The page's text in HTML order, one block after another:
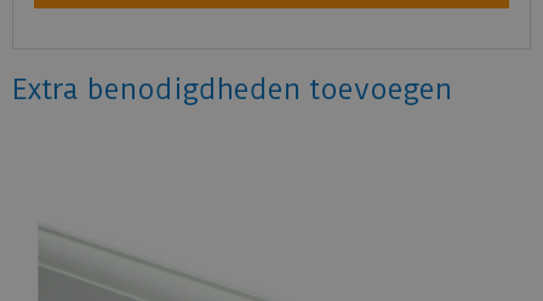
Extra benodigdheden toevoegen